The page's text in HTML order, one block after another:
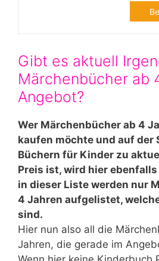
Gibt es aktuell
Märchenbücher ab
Angebot?
Wer Märchenbücher ab 4
kaufen möchte und auf der
Büchern für Kinder zu
Preis ist, wird hier
in dieser Liste werden nur
4 Jahren aufgelistet,
sind.
Hier nun also all die
Jahren, die gerade im